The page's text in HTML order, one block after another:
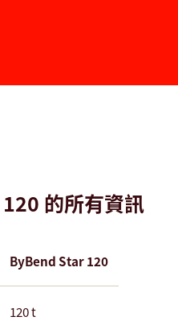
的所有資訊
ByBend Star 120
120 t